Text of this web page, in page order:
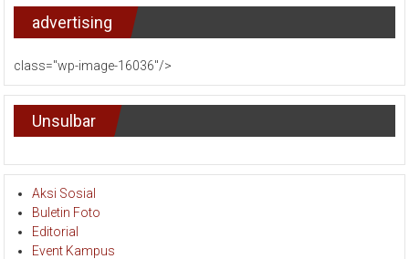
advertising
class="wp-image-16036"/>
Unsulbar
Aksi Sosial
Buletin Foto
Editorial
Event Kampus